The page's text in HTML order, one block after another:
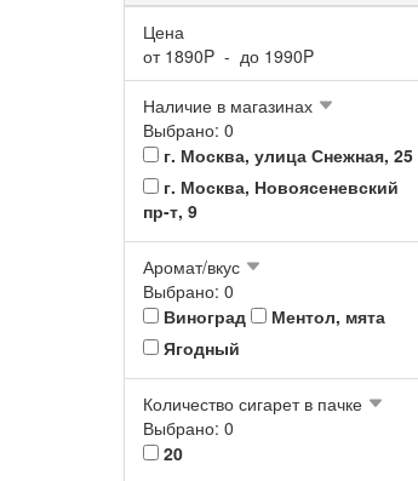
Цена
от 1890P - до 1990P
Наличие в магазинах
Выбрано: 0
г. Москва, улица Снежная, 25
г. Москва, Новоясеневский
пр-т, 9
Аромат/вкус
Выбрано: 0
Виноград
Ментол, мята
Ягодный
Количество сигарет в пачке
Выбрано: 0
20